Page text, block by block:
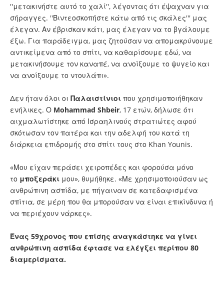
''μετακινήστε αυτό το χαλί'', λέγοντας ότι έψαχναν για
σήραγγες. ''Βιντεοσκοπήστε κάτω από τις σκάλες''' μας
έλεγαν. Αν έβρισκαν κάτι, μας έλεγαν να το βγάλουμε
έξω. Για παράδειγμα, μας ζητούσαν να απομακρύνουμε
αντικείμενα από το σπίτι, να καθαρίσουμε εδώ, να
μετακινήσουμε τον καναπέ, να ανοίξουμε το ψυγείο και
να ανοίξουμε το ντουλάπι».
Δεν ήταν όλοι οι Παλαιστίνιοι που χρησιμοποιήθηκαν
ενήλικες. Ο Mohammad Shbeir, 17 ετών, δήλωσε ότι
αιχμαλωτίστηκε από Ισραηλινούς στρατιώτες αφού
σκότωσαν τον πατέρα και την αδελφή του κατά τη
διάρκεια επιδρομής στο σπίτι τους στο Khan Younis.
«Μου είχαν περάσει χειροπέδες και φορούσα μόνο
το μποξεράκι μου», θυμήθηκε. «Με χρησιμοποιούσαν ως
ανθρώπινη ασπίδα, με πήγαιναν σε κατεδαφισμένα
σπίτια, σε μέρη που θα μπορούσαν να είναι επικίνδυνα ή
να περιέχουν νάρκες».
Ένας 59χρονος που επίσης αναγκάστηκε να γίνει
ανθρώπινη ασπίδα έφτασε να ελέγξει περίπου 80
διαμερίσματα.